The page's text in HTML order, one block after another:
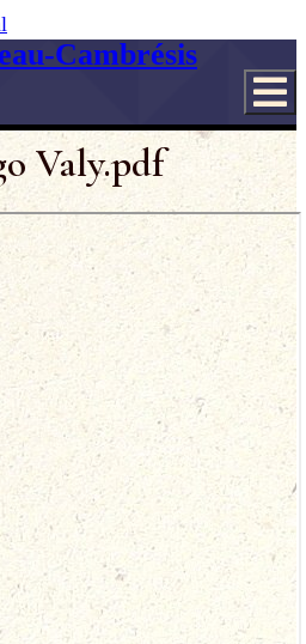
Cambrésis
Valy.pdf